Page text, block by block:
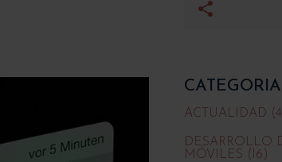
ACTUALIDAD
DESARROLLO
MÓVILES (16)